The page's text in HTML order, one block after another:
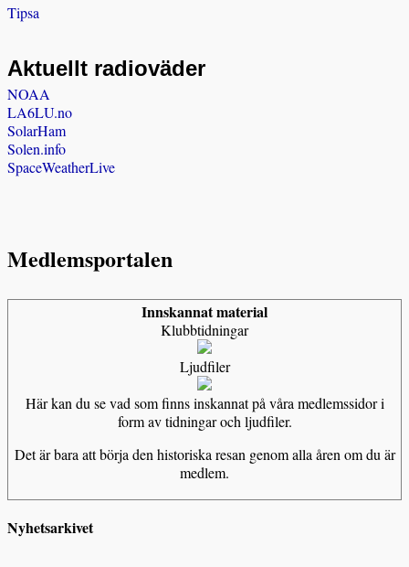
Tipsa
Aktuellt radioväder
NOAA
LA6LU.no
SolarHam
Solen.info
SpaceWeatherLive
Medlemsportalen
Innskannat material
Klubbtidningar
Ljudfiler
Här kan du se vad som finns inskannat på våra medlemssidor i
form av tidningar och ljudfiler.
Det är bara att börja den historiska resan genom alla åren om du är
medlem.
Nyhetsarkivet